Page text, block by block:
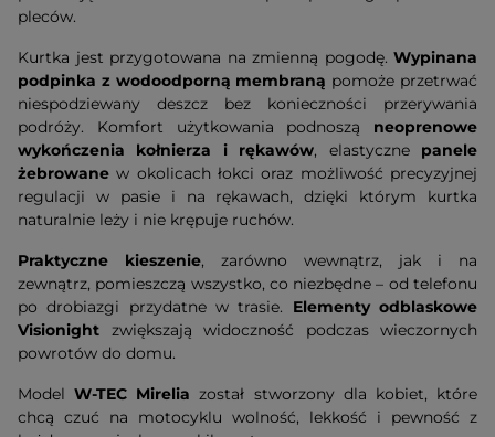
pleców.
Kurtka jest przygotowana na zmienną pogodę. Wypinana
podpinka z wodoodporną membraną pomoże przetrwać
niespodziewany deszcz bez konieczności przerywania
podróży. Komfort użytkowania podnoszą neoprenowe
wykończenia kołnierza i rękawów, elastyczne panele
żebrowane w okolicach łokci oraz możliwość precyzyjnej
regulacji w pasie i na rękawach, dzięki którym kurtka
naturalnie leży i nie krępuje ruchów.
Praktyczne kieszenie, zarówno wewnątrz, jak i na
zewnątrz, pomieszczą wszystko, co niezbędne – od telefonu
po drobiazgi przydatne w trasie. Elementy odblaskowe
Visionight zwiększają widoczność podczas wieczornych
powrotów do domu.
ModelW-TEC Mirelia został stworzony dla kobiet, które
chcą czuć na motocyklu wolność, lekkość i pewność z